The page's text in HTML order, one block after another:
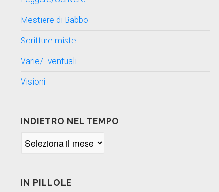
Mestiere di Babbo
Scritture miste
Varie/Eventuali
Visioni
INDIETRO NEL TEMPO
Indietro
IN PILLOLE